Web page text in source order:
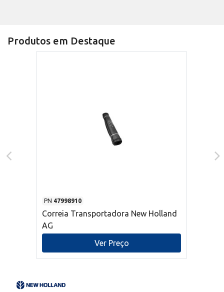
Produtos em Destaque
PN 47998910
Correia Transportadora New Holland
AG
Ver Preço